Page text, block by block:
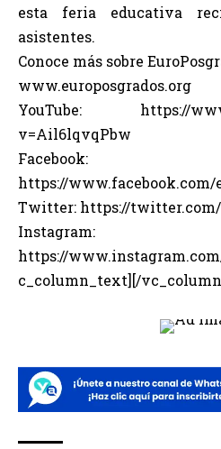
esta feria educativa
asistentes.
Conoce más sobre
www.europosgrados.org
YouTube: https://
v=Ail6lqvqPbw
Facebook:
https://www.facebook.com/
Twitter: https://twitter.com/
Instagram:
https://
c_column_text][/